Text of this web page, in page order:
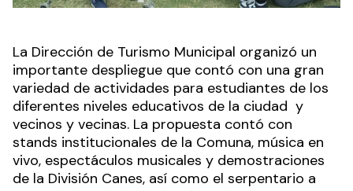
La Dirección de Turismo Municipal organizó un
importante despliegue que contó con una gran
variedad de actividades para estudiantes de los
diferentes niveles educativos de la ciudad y
vecinos y vecinas. La propuesta contó con
stands institucionales de la Comuna, música en
vivo, espectáculos musicales y demostraciones
de la División Canes, así como el serpentario a